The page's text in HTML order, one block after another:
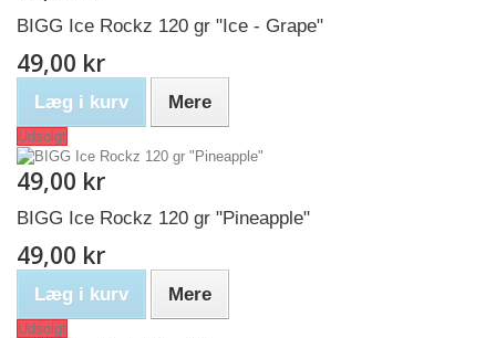
BIGG Ice Rockz 120 gr "Ice - Grape"
49,00 kr
Læg i kurv Mere
Udsolgt
49,00 kr
BIGG Ice Rockz 120 gr "Pineapple"
49,00 kr
Læg i kurv Mere
Udsolgt